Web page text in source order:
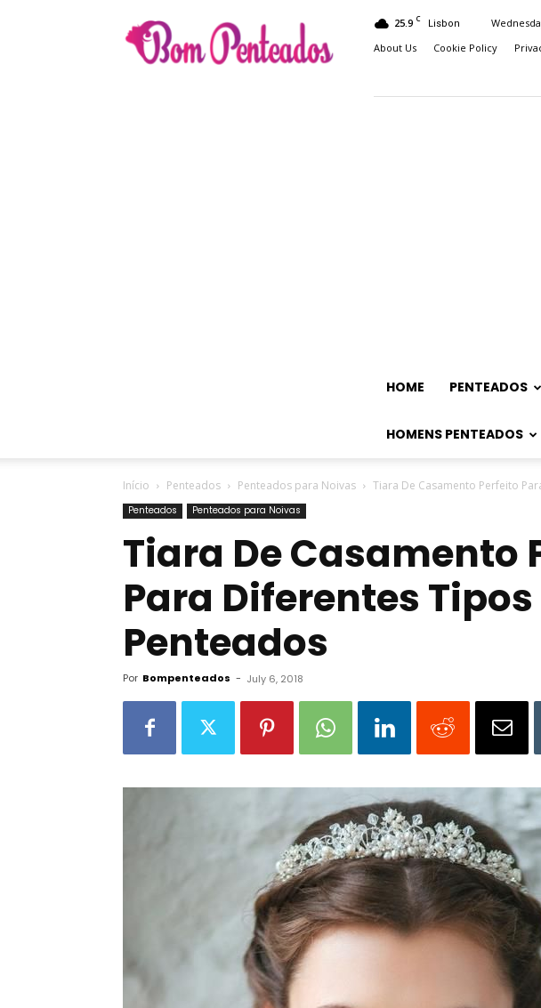
Penteados
25.9 C Lisbon
About Us
Cookie Policy
HOME PENTEADOS
HOMENS PENTEADOS
Início Penteados Penteados para Noivas Tiara De Casamento Perfeito
Penteados Penteados para Noivas
Tiara De Casamento
Para Diferentes Tipos
Penteados
Por Bompenteados - July 6, 2018